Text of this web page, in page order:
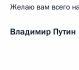
Желаю вам всего
Владимир Путин